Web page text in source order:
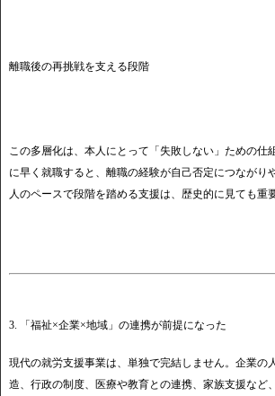
離職後の再挑戦を支える段階
この多層化は、本人にとって「失敗しない」ための仕
に早く就職すると、離職の経験が自己否定につながり
人のペースで段階を踏める支援は、歴史的に見ても重
3. 「福祉×企業×地域」の連携が前提になった
現代の就労支援事業は、単独で完結しません。企業の
造、行政の制度、医療や教育との連携、家族支援など